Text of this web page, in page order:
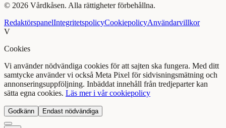
© 2026 Vårdkåsen. Alla rättigheter förbehållna.
RedaktörspanelIntegritetspolicyCookiepolicyAnvändarvillkor
V
Cookies
Vi använder nödvändiga cookies för att sajten ska fungera. Med ditt
samtycke använder vi också Meta Pixel för sidvisningsmätning och
annonseringsuppföljning. Inbäddat innehåll från tredjeparter kan
sätta egna cookies. Läs mer i vår cookiepolicy
Godkänn Endast nödvändiga